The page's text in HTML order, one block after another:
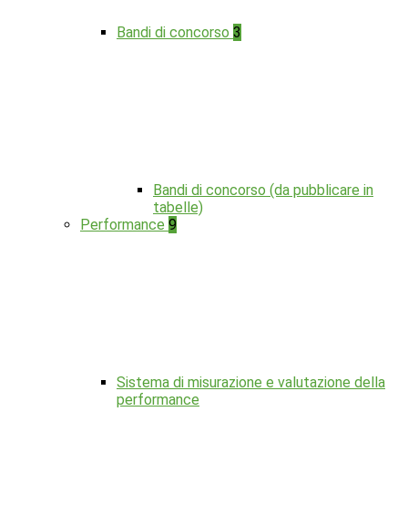
Bandi di concorso 3
Bandi di concorso (da pubblicare in
tabelle)
Performance 9
Sistema di misurazione e valutazione della
performance